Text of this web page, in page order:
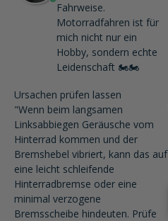
Fahrweise.
Motorradfahren ist für
mich nicht nur ein
Hobby, sondern echte
Leidenschaft 🏍️🏍️
Ursachen prüfen lassen
"Wenn beim langsamen
Linksabbiegen Geräusche vom
Hinterrad kommen und der
Bremshebel vibriert, kann das auf
eine leicht schleifende
Hinterradbremse oder eine
minimal verzogene
Bremsscheibe hindeuten. Prüfe